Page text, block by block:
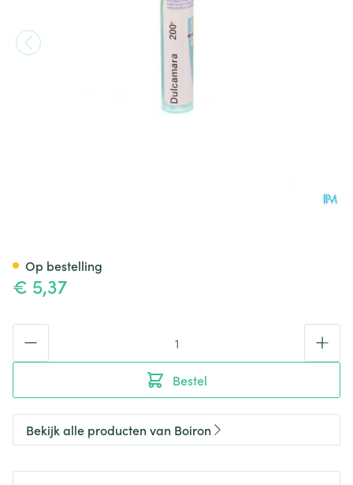
€ 5,37
Bestel
Op bestelling
Bekijk alle producten van Boiron